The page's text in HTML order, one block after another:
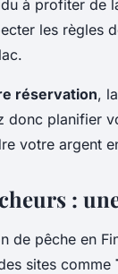
à profiter de
les règles
réservation,
donc planifier
votre argent
:
de pêche en
sites comme